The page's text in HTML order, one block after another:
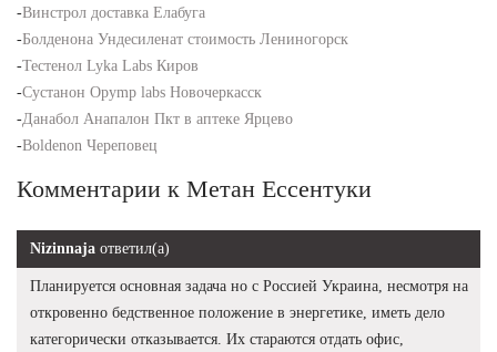
-Винстрол доставка Елабуга
-Болденона Ундесиленат стоимость Лениногорск
-Тестенол Lyka Labs Киров
-Сустанон Opymp labs Новочеркасск
-Данабол Анапалон Пкт в аптеке Ярцево
-Boldenon Череповец
Комментарии к Метан Ессентуки
Nizinnaja ответил(а)
Планируется основная задача но с Россией Украина, несмотря на
откровенно бедственное положение в энергетике, иметь дело
категорически отказывается. Их стараются отдать офис,